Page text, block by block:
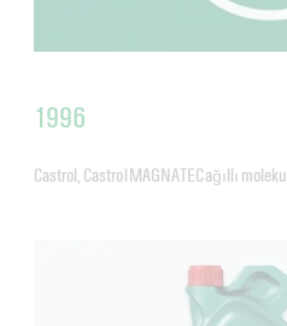
1996
Castrol, Castrol MAGNATEC ağıllı